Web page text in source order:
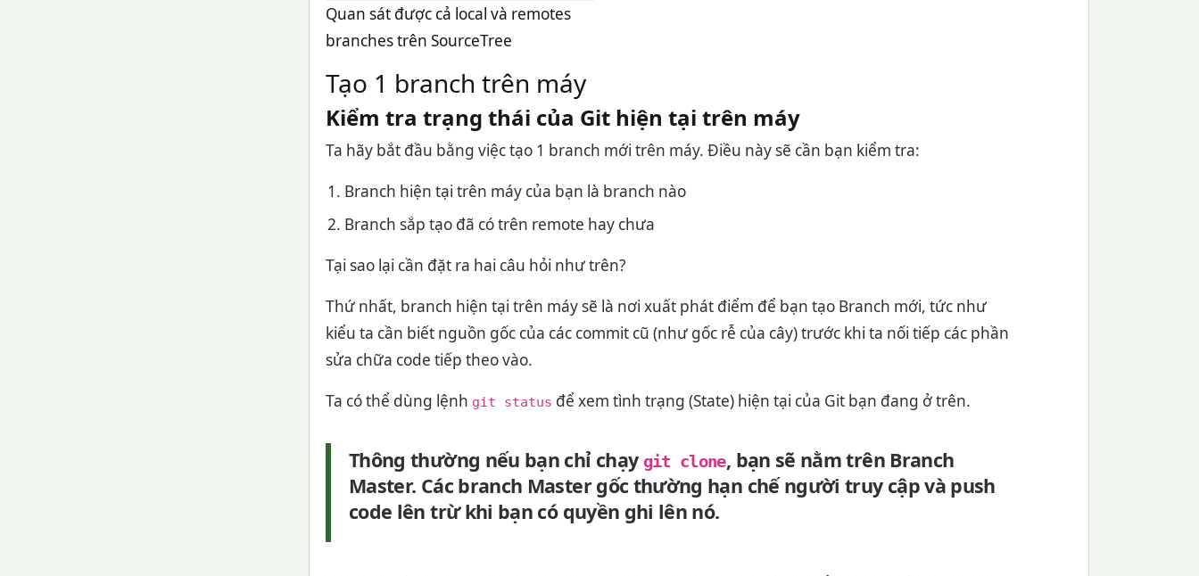
Quan sát được cả local và remotes
branches trên SourceTree
Tạo 1 branch trên máy
Kiểm tra trạng thái của Git hiện tại trên máy
Ta hãy bắt đầu bằng việc tạo 1 branch mới trên máy. Điều này sẽ cần bạn kiểm tra:
Branch hiện tại trên máy của bạn là branch nào
Branch sắp tạo đã có trên remote hay chưa
Tại sao lại cần đặt ra hai câu hỏi như trên?
Thứ nhất, branch hiện tại trên máy sẽ là nơi xuất phát điểm để bạn tạo Branch mới, tức như
kiểu ta cần biết nguồn gốc của các commit cũ (như gốc rễ của cây) trước khi ta nối tiếp các phần
sửa chữa code tiếp theo vào.
Ta có thể dùng lệnh git status để xem tình trạng (State) hiện tại của Git bạn đang ở trên.
Thông thường nếu bạn chỉ chạy git clone, bạn sẽ nằm trên Branch
Master. Các branch Master gốc thường hạn chế người truy cập và push
code lên trừ khi bạn có quyền ghi lên nó.